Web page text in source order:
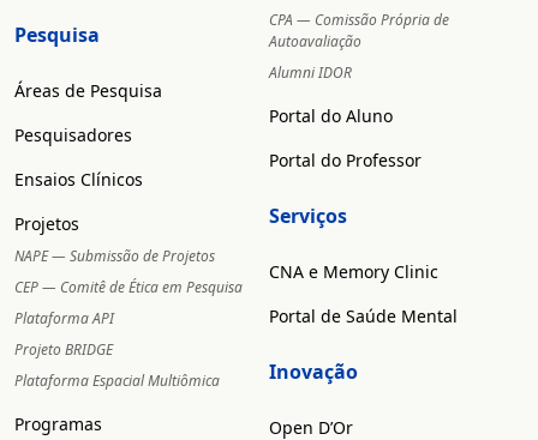
Pesquisa
Áreas de Pesquisa
Pesquisadores
Ensaios Clínicos
Projetos
NAPE — Submissão de Projetos
CEP — Comitê de Ética em Pesquisa
Plataforma API
Projeto BRIDGE
Plataforma Espacial Multiômica
Programas
CPA — Comissão Própria de
Autoavaliação
Alumni IDOR
Portal do Aluno
Portal do Professor
Serviços
CNA e Memory Clinic
Portal de Saúde Mental
Inovação
Open D’Or